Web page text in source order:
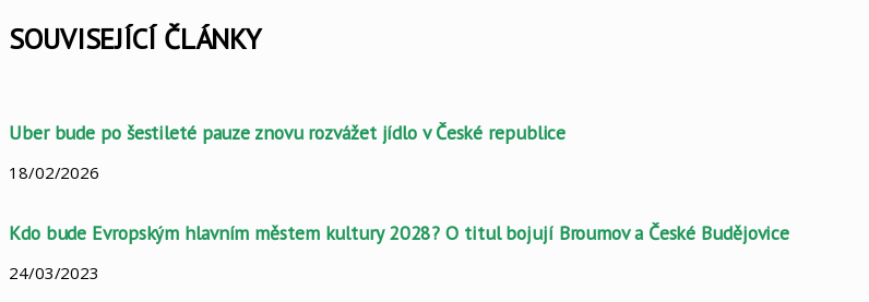
mailem
SOUVISEJÍCÍ ČLÁNKY
Uber bude po šestileté pauze znovu rozvážet jídlo v České republice
18/02/2026
Kdo bude Evropským hlavním městem kultury 2028? O titul bojují Broumov a České Budějovice
24/03/2023